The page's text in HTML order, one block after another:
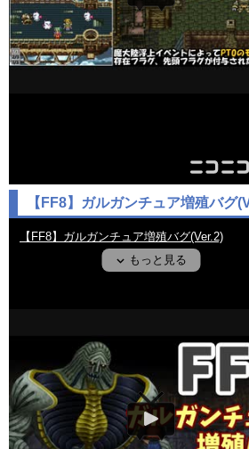
【FF8】ガルガンチュア増殖バグ